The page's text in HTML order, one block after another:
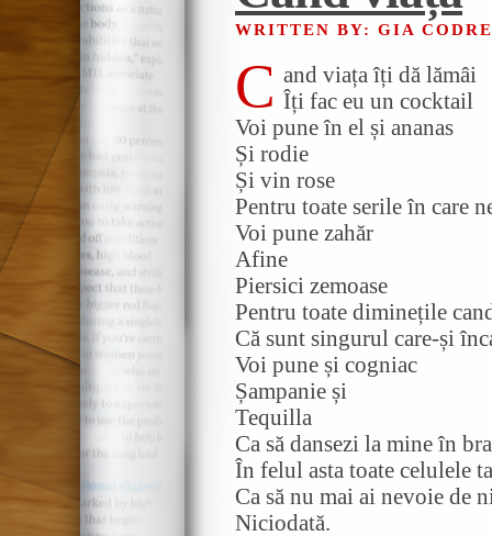
WRITTEN BY: GIA
C and viața îți dă lămâi
Îți fac eu un cocktail
Voi pune în el și ananas
Și rodie
Și vin rose
Pentru toate serile în care
Voi pune zahăr
Afine
Piersici zemoase
Pentru toate diminețile
Că sunt singurul care-și
Voi pune și cogniac
Șampanie și
Tequilla
Ca să dansezi la mine în
În felul asta toate celulele
Ca să nu mai ai nevoie de
Niciodată.